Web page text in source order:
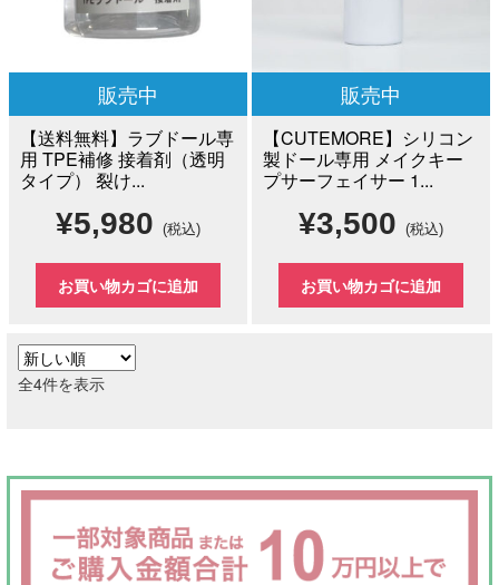
販売中
【送料無料】ラブドール専
用 TPE補修 接着剤（透明
タイプ） 裂け...
¥5,980 (税込)
お買い物カゴに追加
販売中
【CUTEMORE】シリコン
製ドール専用 メイクキー
プサーフェイサー 1...
¥3,500 (税込)
お買い物カゴに追加
全4件を表示新